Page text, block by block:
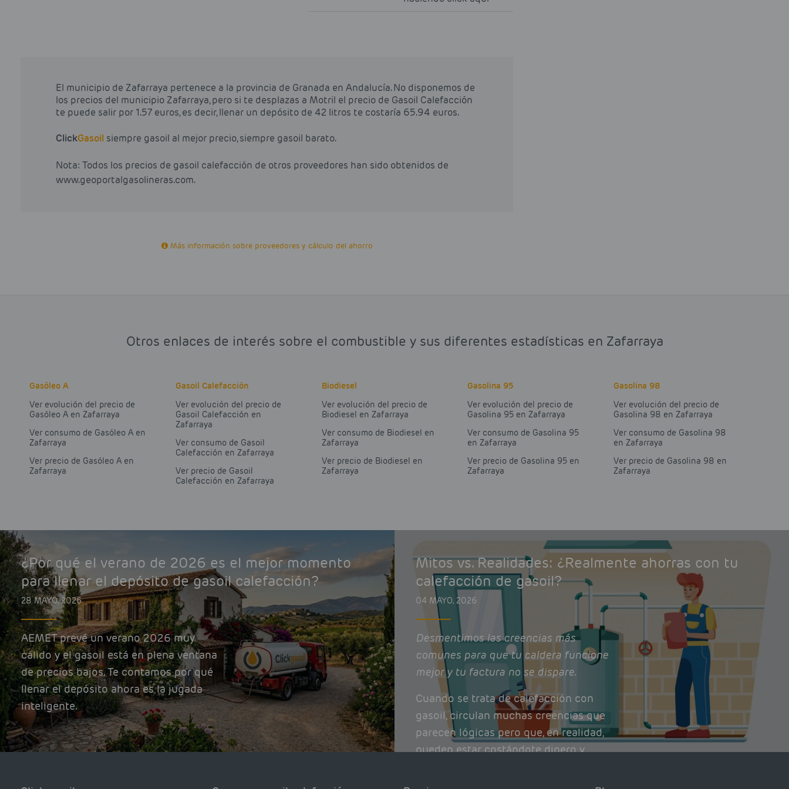
El municipio de Zafarraya pertenece a la provincia de Granada en Andalucía. No disponemos de
los precios del municipio Zafarraya, pero si te desplazas a Motril el precio de Gasoil Calefacción
te puede salir por 1.57 euros, es decir, llenar un depósito de 42 litros te costaría 65.94 euros.
ClickGasoil siempre gasoil al mejor precio, siempre gasoil barato.
Nota: Todos los precios de gasoil calefacción de otros proveedores han sido obtenidos de
www.geoportalgasolineras.com.
Más información sobre proveedores y cálculo del ahorro
Otros enlaces de interés sobre el combustible y sus diferentes estadísticas en Zafarraya
Gasóleo A
Ver evolución del precio de
Gasóleo A en Zafarraya
Ver consumo de Gasóleo A en
Zafarraya
Ver precio de Gasóleo A en
Zafarraya
Gasoil Calefacción
Ver evolución del precio de
Gasoil Calefacción en
Zafarraya
Ver consumo de Gasoil
Calefacción en Zafarraya
Ver precio de Gasoil
Calefacción en Zafarraya
Biodiesel
Ver evolución del precio de
Biodiesel en Zafarraya
Ver consumo de Biodiesel en
Zafarraya
Ver precio de Biodiesel en
Zafarraya
Gasolina 95
Ver evolución del precio de
Gasolina 95 en Zafarraya
Ver consumo de Gasolina 95
en Zafarraya
Ver precio de Gasolina 95 en
Zafarraya
Gasolina 98
Ver evolución del precio de
Gasolina 98 en Zafarraya
Ver consumo de Gasolina 98
en Zafarraya
Ver precio de Gasolina 98 en
Zafarraya
¿Por qué el verano de 2026 es el mejor momento
para llenar el depósito de gasoil calefacción?
28 MAYO, 2026
AEMET prevé un verano 2026 muy
cálido y el gasoil está en plena ventana
de precios bajos. Te contamos por qué
llenar el depósito ahora es la jugada
inteligente.
Mitos vs. Realidades: ¿Realmente ahorras con tu
calefacción de gasoil?
04 MAYO, 2026
Desmentimos las creencias más
comunes para que tu caldera funcione
mejor y tu factura no se dispare.
Cuando se trata de calefacción con
gasoil, circulan muchas creencias que
parecen lógicas pero que, en realidad,
pueden estar costándote dinero y